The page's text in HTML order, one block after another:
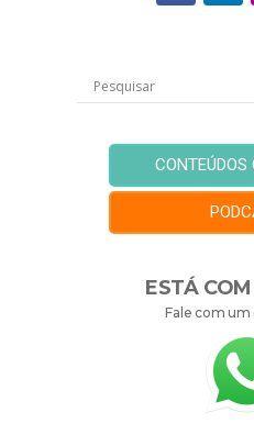
CONTEÚDOS
ESTÁ
Fale com um